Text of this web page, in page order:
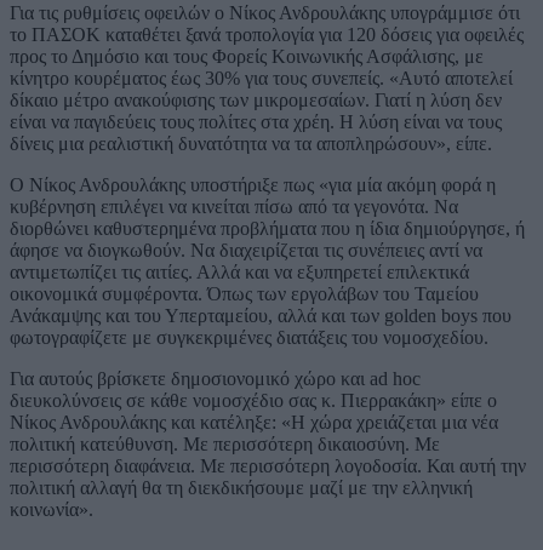
Για τις ρυθμίσεις οφειλών ο Νίκος Ανδρουλάκης υπογράμμισε ότι
το ΠΑΣΟΚ καταθέτει ξανά τροπολογία για 120 δόσεις για οφειλές
προς το Δημόσιο και τους Φορείς Κοινωνικής Ασφάλισης, με
κίνητρο κουρέματος έως 30% για τους συνεπείς. «Αυτό αποτελεί
δίκαιο μέτρο ανακούφισης των μικρομεσαίων. Γιατί η λύση δεν
είναι να παγιδεύεις τους πολίτες στα χρέη. Η λύση είναι να τους
δίνεις μια ρεαλιστική δυνατότητα να τα αποπληρώσουν», είπε.
Ο Νίκος Ανδρουλάκης υποστήριξε πως «για μία ακόμη φορά η
κυβέρνηση επιλέγει να κινείται πίσω από τα γεγονότα. Να
διορθώνει καθυστερημένα προβλήματα που η ίδια δημιούργησε, ή
άφησε να διογκωθούν. Να διαχειρίζεται τις συνέπειες αντί να
αντιμετωπίζει τις αιτίες. Αλλά και να εξυπηρετεί επιλεκτικά
οικονομικά συμφέροντα. Όπως των εργολάβων του Ταμείου
Ανάκαμψης και του Υπερταμείου, αλλά και των golden boys που
φωτογραφίζετε με συγκεκριμένες διατάξεις του νομοσχεδίου.
Για αυτούς βρίσκετε δημοσιονομικό χώρο και ad hoc
διευκολύνσεις σε κάθε νομοσχέδιο σας κ. Πιερρακάκη» είπε ο
Νίκος Ανδρουλάκης και κατέληξε: «Η χώρα χρειάζεται μια νέα
πολιτική κατεύθυνση. Με περισσότερη δικαιοσύνη. Με
περισσότερη διαφάνεια. Με περισσότερη λογοδοσία. Και αυτή την
πολιτική αλλαγή θα τη διεκδικήσουμε μαζί με την ελληνική
κοινωνία».